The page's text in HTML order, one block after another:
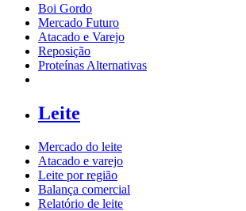
Boi Gordo
Mercado Futuro
Atacado e Varejo
Reposição
Proteínas Alternativas
Leite
Mercado do leite
Atacado e varejo
Leite por região
Balança comercial
Relatório de leite